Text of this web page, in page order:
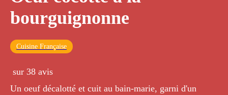
bourguignonne
Cuisine Française
sur 38 avis
Un oeuf décalotté et cuit au bain-marie, garni d'un